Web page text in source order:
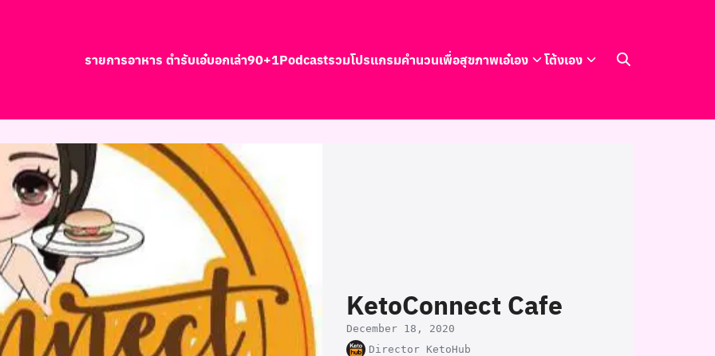
รายการอาหาร ตำรับเอ๋บอกเล่า90+1Podcastรวมโปรแกรมคำนวนเพื่อสุขภาพเอ๋เอง โต้งเอง
KetoConnect Cafe
December 18, 2020
Director KetoHub